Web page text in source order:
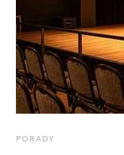
PORADY